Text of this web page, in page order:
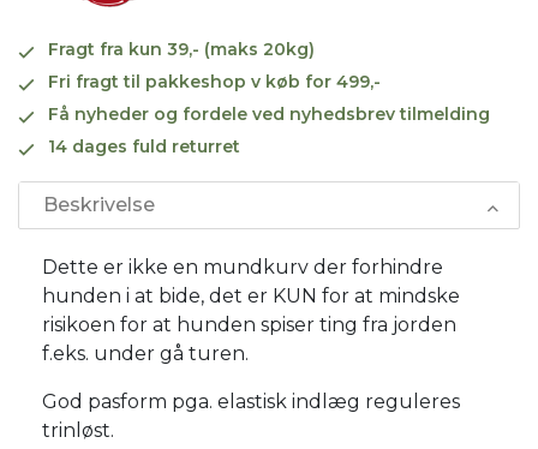
Fragt fra kun 39,- (maks 20kg)
Fri fragt til pakkeshop v køb for 499,-
Få nyheder og fordele ved nyhedsbrev tilmelding
14 dages fuld returret
Beskrivelse
Dette er ikke en mundkurv der forhindre
hunden i at bide, det er KUN for at mindske
risikoen for at hunden spiser ting fra jorden
f.eks. under gå turen.
God pasform pga. elastisk indlæg reguleres
trinløst.